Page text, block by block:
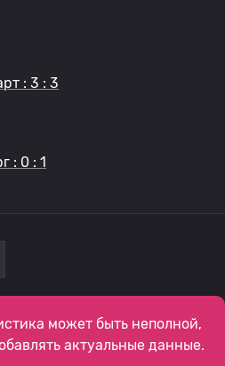
: 3 : 3
: 0 : 1
может быть неполной,
актуальные данные.